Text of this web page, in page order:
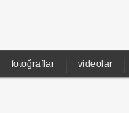
fotoğraflar videolar